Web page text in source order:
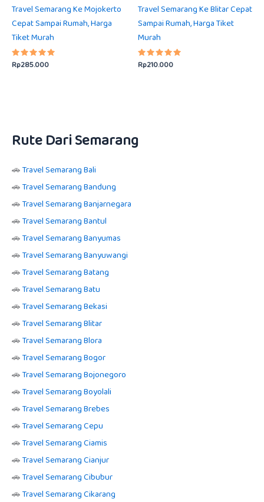
Travel Semarang Ke Mojokerto
Cepat Sampai Rumah, Harga
Tiket Murah
Dinilai
5.00
Rp285.000
Travel Semarang Ke Blitar Cepat
Sampai Rumah, Harga Tiket
Murah
Dinilai
5.00
Rp210.000
Rute Dari Semarang
🚗Travel Semarang Bali
🚗Travel Semarang Bandung
🚗Travel Semarang Banjarnegara
🚗Travel Semarang Bantul
🚗Travel Semarang Banyumas
🚗Travel Semarang Banyuwangi
🚗Travel Semarang Batang
🚗Travel Semarang Batu
🚗Travel Semarang Bekasi
🚗Travel Semarang Blitar
🚗Travel Semarang Blora
🚗Travel Semarang Bogor
🚗Travel Semarang Bojonegoro
🚗Travel Semarang Boyolali
🚗Travel Semarang Brebes
🚗Travel Semarang Cepu
🚗Travel Semarang Ciamis
🚗Travel Semarang Cianjur
🚗Travel Semarang Cibubur
🚗Travel Semarang Cikarang